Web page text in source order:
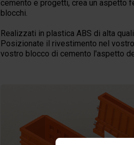
cemento e progetti, crea un aspetto
blocchi.
Realizzati in plastica ABS di alta
Posizionate il rivestimento nel
vostro blocco di cemento l'aspetto